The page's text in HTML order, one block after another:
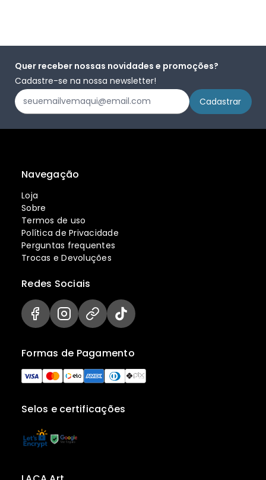
Quer receber nossas novidades e promoções?
Cadastre-se na nossa newsletter!
Navegação
Loja
Sobre
Termos de uso
Política de Privacidade
Perguntas frequentes
Trocas e Devoluções
Selos e certificações
Formas de Pagamento
Redes Sociais